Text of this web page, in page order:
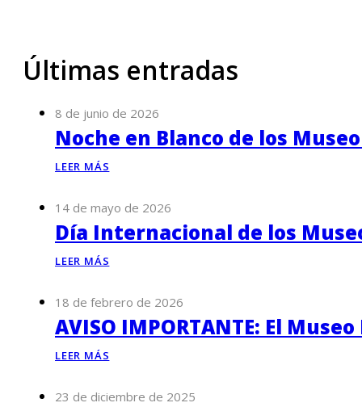
Últimas entradas
8 de junio de 2026
Noche en Blanco de los
LEER MÁS
14 de mayo de 2026
Día Internacional de los
LEER MÁS
18 de febrero de 2026
AVISO IMPORTANTE: El
LEER MÁS
23 de diciembre de 2025